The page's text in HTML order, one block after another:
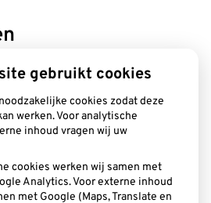
08.00tot
- 12.30
13.00 tot- 19.00
08.00tot
- 12.30
13.00tot
- 17.00
08.15 tot
- 12.30
08.00tot
- 12.30
13.00tot
- 17.00
gebruikt cookies
cookies zodat deze
werken. Voor analytische
inhoud vragen wij uw
cookies werken wij samen met
Analytics. Voor externe inhoud
met Google (Maps, Translate en